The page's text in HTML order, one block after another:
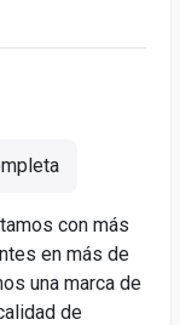
con más
en más de
una marca de
de